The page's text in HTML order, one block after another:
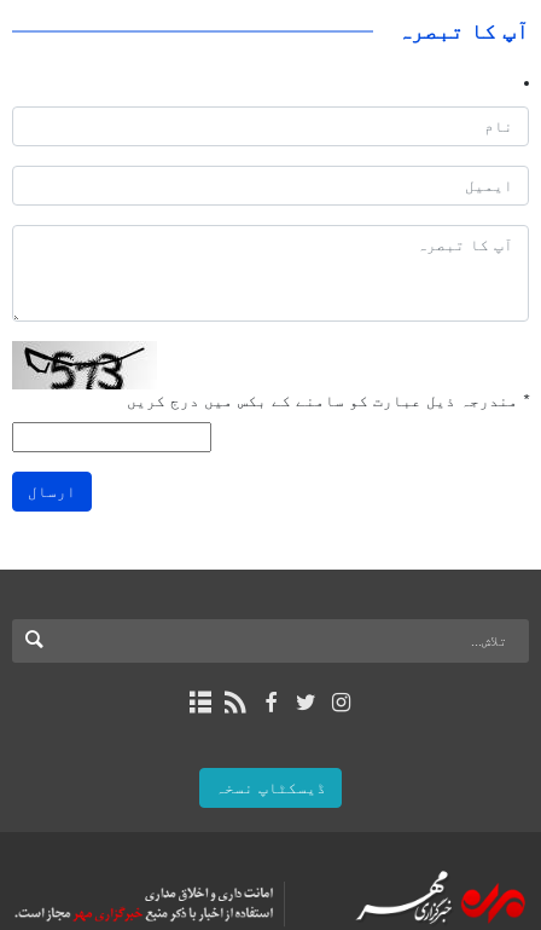
آپ کا تبصرہ
* مندرجہ ذیل عبارت کو سامنے کے بکس میں درج کریں
ارسال
ڈیسکٹاپ نسخہ